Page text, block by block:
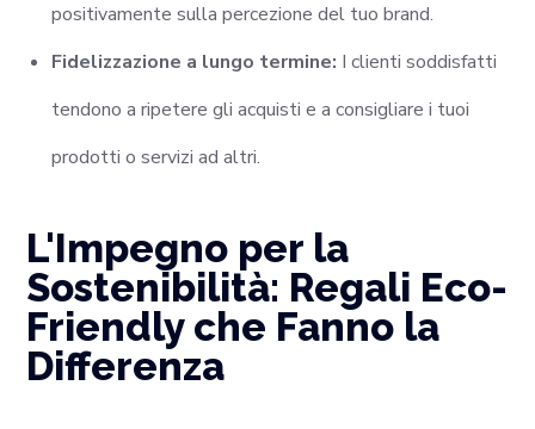
positivamente sulla percezione del tuo brand.
Fidelizzazione a lungo termine: I clienti soddisfatti
tendono a ripetere gli acquisti e a consigliare i tuoi
prodotti o servizi ad altri.
L'Impegno per la
Sostenibilità: Regali Eco-
Friendly che Fanno la
Differenza